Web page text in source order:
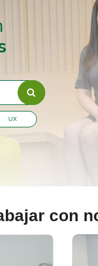
UX
con